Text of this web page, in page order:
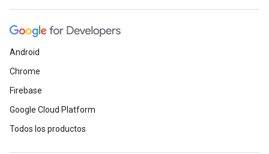
Android
Chrome
Firebase
Google Cloud Platform
Todos los productos